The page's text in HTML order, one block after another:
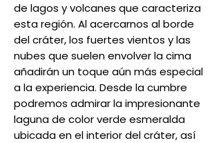
de lagos y volcanes que caracteriza
esta región. Al acercarnos al borde
del cráter, los fuertes vientos y las
nubes que suelen envolver la cima
añadirán un toque aún más especial
a la experiencia. Desde la cumbre
podremos admirar la impresionante
laguna de color verde esmeralda
ubicada en el interior del cráter, así